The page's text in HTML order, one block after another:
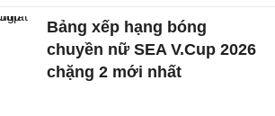
Bảng xếp hạng bóng
chuyền nữ SEA V.Cup 2026
chặng 2 mới nhất